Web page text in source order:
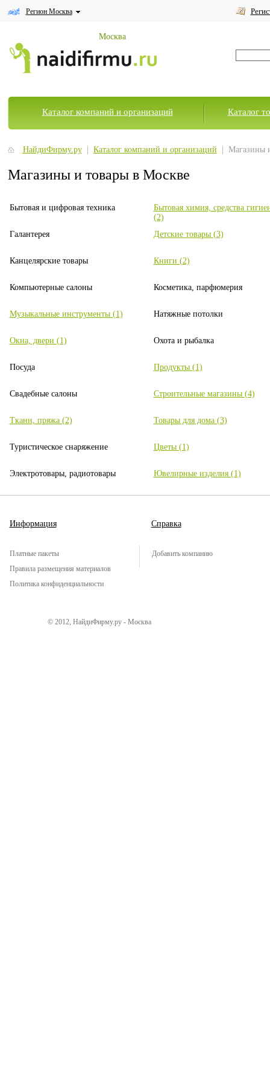
Регион Москва
Москва
Каталог компаний и организаций Каталог
НайдиФирму.ру| Каталог компаний и организаций | Магазины
Магазины и товары в Москве
Бытовая и цифровая техника
Бытовая химия, средства
(2)
Галантерея
Детские товары (3)
Канцелярские товары Книги (2)
Компьютерные салоны Косметика, парфюмерия
Музыкальные инструменты (1) Натяжные потолки
Окна, двери (1) Охота и рыбалка
Посуда Продукты (1)
Свадебные салоны Строительные магазины (4)
Ткани, пряжа (2) Товары для дома (3)
Туристическое снаряжение Цветы (1)
Электротовары, радиотовары Ювелирные изделия (1)
Информация
Платные пакеты
Правила размещения материалов
Политика конфиденциальности
Справка
Добавить компанию
© 2012, НайдиФирму.ру - Москва